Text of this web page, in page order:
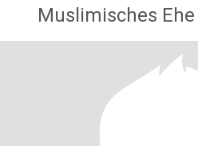
Muslimisches